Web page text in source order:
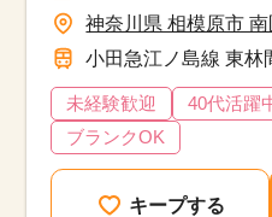
神奈川県 相模原市 南
小田急江ノ島線 東林
未経験歓迎 40代活躍
ブランクOK
キープする